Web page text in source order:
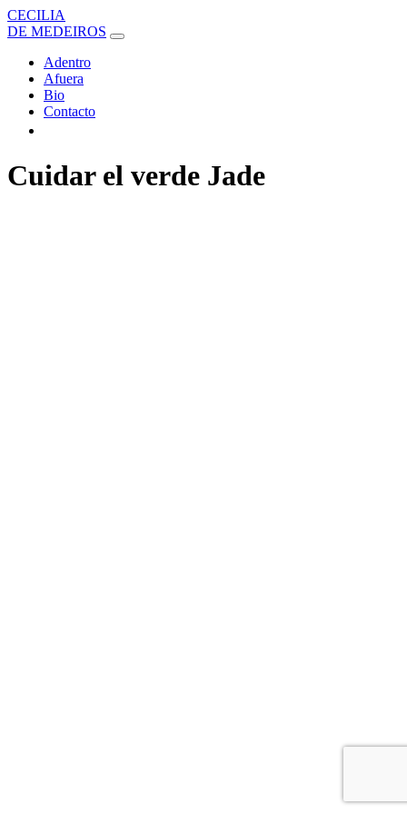
CECILIA
DE MEDEIROS
Adentro
Afuera
Bio
Contacto
Cuidar el verde Jade